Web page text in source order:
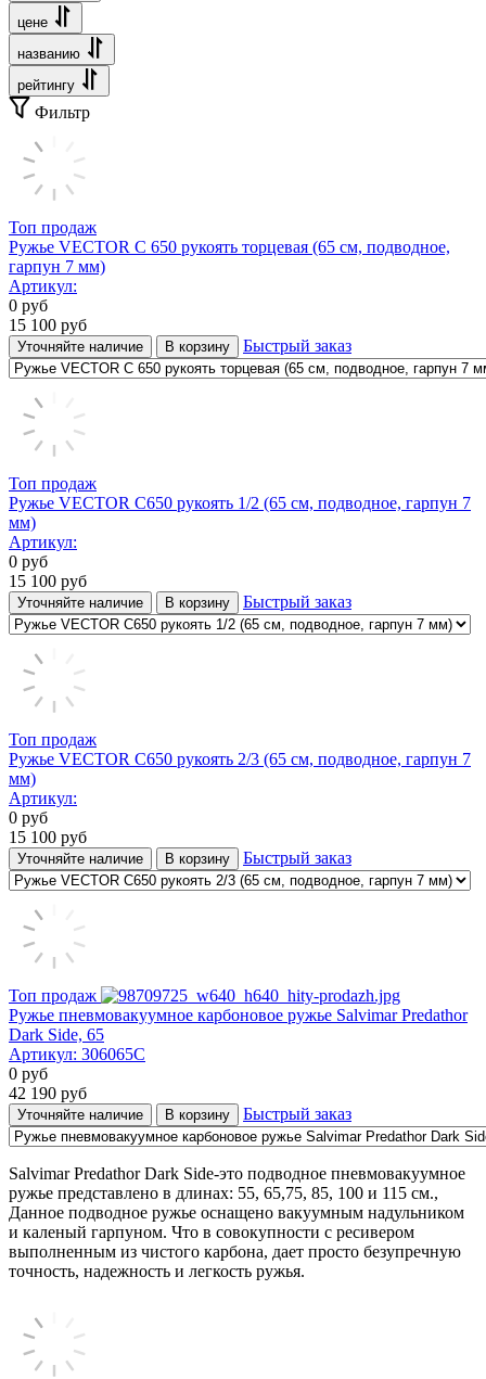
цене
названию
рейтингу
Фильтр
Топ продаж
Ружье VECTOR С 650 рукоять торцевая (65 см, подводное,
гарпун 7 мм)
Артикул:
0 руб
15 100 руб
Уточняйте наличие В корзину Быстрый заказ
Топ продаж
Ружье VECTOR C650 рукоять 1/2 (65 см, подводное, гарпун 7
мм)
Артикул:
0 руб
15 100 руб
Уточняйте наличие В корзину Быстрый заказ
Топ продаж
Ружье VECTOR C650 рукоять 2/3 (65 см, подводное, гарпун 7
мм)
Артикул:
0 руб
15 100 руб
Уточняйте наличие В корзину Быстрый заказ
Топ продаж
Ружье пневмовакуумное карбоновое ружье Salvimar Predathor
Dark Side, 65
Артикул: 306065C
0 руб
42 190 руб
Уточняйте наличие В корзину Быстрый заказ
Salvimar Predathor Dark Side-это подводное пневмовакуумное
ружье представлено в длинах: 55, 65,75, 85, 100 и 115 см.,
Данное подводное ружье оснащено вакуумным надульником
и каленый гарпуном. Что в совокупности с ресивером
выполненным из чистого карбона, дает просто безупречную
точность, надежность и легкость ружья.